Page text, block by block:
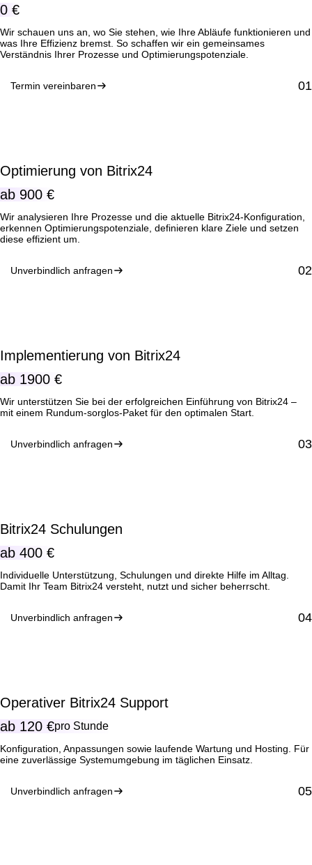
0 €
Wir schauen uns an, wo Sie stehen, wie Ihre Abläufe funktionieren und
was Ihre Effizienz bremst. So schaffen wir ein gemeinsames
Verständnis Ihrer Prozesse und Optimierungspotenziale.
Termin vereinbaren
Optimierung von Bitrix24
ab 900 €
Wir analysieren Ihre Prozesse und die aktuelle Bitrix24-Konfiguration,
erkennen Optimierungspotenziale, definieren klare Ziele und setzen
diese effizient um.
Unverbindlich anfragen
Implementierung von Bitrix24
ab 1900 €
Wir unterstützen Sie bei der erfolgreichen Einführung von Bitrix24 –
mit einem Rundum-sorglos-Paket für den optimalen Start.
Unverbindlich anfragen
Bitrix24 Schulungen
ab 400 €
Individuelle Unterstützung, Schulungen und direkte Hilfe im Alltag.
Damit Ihr Team Bitrix24 versteht, nutzt und sicher beherrscht.
Unverbindlich anfragen
Operativer Bitrix24 Support
ab 120 €pro Stunde
Konfiguration, Anpassungen sowie laufende Wartung und Hosting. Für
eine zuverlässige Systemumgebung im täglichen Einsatz.
Unverbindlich anfragen